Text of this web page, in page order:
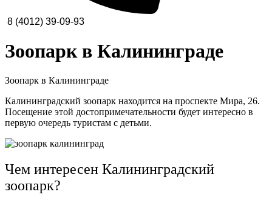
8 (4012) 39-09-93
Зоопарк в Калининграде
Зоопарк в Калининграде
Калининградский зоопарк находится на проспекте Мира, 26.
Посещение этой достопримечательности будет интересно в
первую очередь туристам с детьми.
Чем интересен Калининградский
зоопарк?